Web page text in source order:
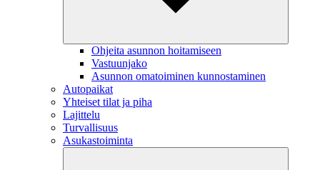
Ohjeita asunnon hoitamiseen
Vastuunjako
Asunnon omatoiminen kunnostaminen
Autopaikat
Yhteiset tilat ja piha
Lajittelu
Turvallisuus
Asukastoiminta